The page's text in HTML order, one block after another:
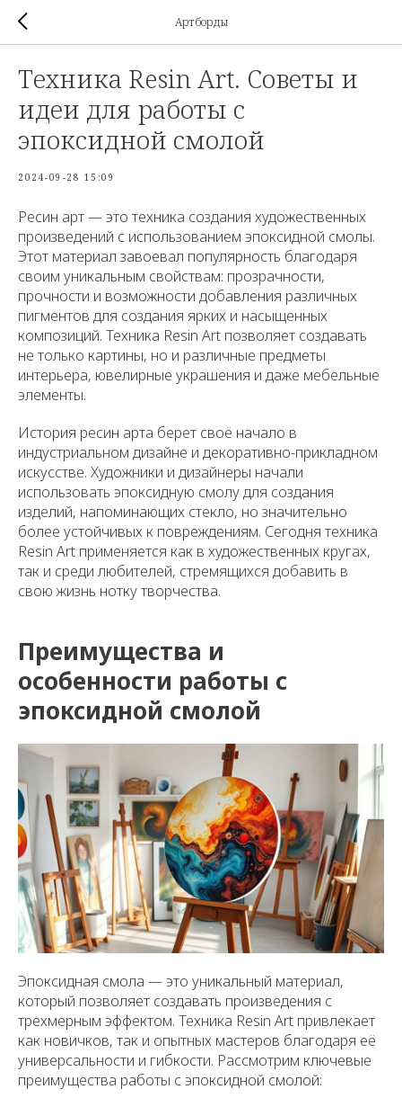
Артборды
Техника Resin Art. Советы и
идеи для работы с
эпоксидной смолой
2024-09-28 15:09
Ресин арт — это техника создания художественных
произведений с использованием эпоксидной смолы.
Этот материал завоевал популярность благодаря
своим уникальным свойствам: прозрачности,
прочности и возможности добавления различных
пигментов для создания ярких и насыщенных
композиций. Техника Resin Art позволяет создавать
не только картины, но и различные предметы
интерьера, ювелирные украшения и даже мебельные
элементы.
История ресин арта берет своё начало в
индустриальном дизайне и декоративно-прикладном
искусстве. Художники и дизайнеры начали
использовать эпоксидную смолу для создания
изделий, напоминающих стекло, но значительно
более устойчивых к повреждениям. Сегодня техника
Resin Art применяется как в художественных кругах,
так и среди любителей, стремящихся добавить в
свою жизнь нотку творчества.
Преимущества и
особенности работы с
эпоксидной смолой
Эпоксидная смола — это уникальный материал,
который позволяет создавать произведения с
трехмерным эффектом. Техника Resin Art привлекает
как новичков, так и опытных мастеров благодаря её
универсальности и гибкости. Рассмотрим ключевые
преимущества работы с эпоксидной смолой: